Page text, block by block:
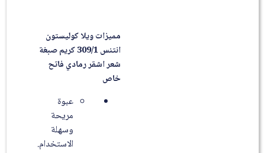
مميزات ويلا كوليستون
انتنس 309/1 كريم صبغة
شعر اشقر رمادي فاتح
خاص
عبوة
مريحة
وسهلة
الاستخدام.